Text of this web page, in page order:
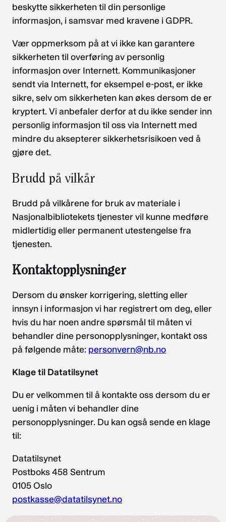
beskytte sikkerheten til din personlige
informasjon, i samsvar med kravene i GDPR.
Vær oppmerksom på at vi ikke kan garantere
sikkerheten til overføring av personlig
informasjon over Internett. Kommunikasjoner
sendt via Internett, for eksempel e-post, er ikke
sikre, selv om sikkerheten kan økes dersom de er
kryptert. Vi anbefaler derfor at du ikke sender inn
personlig informasjon til oss via Internett med
mindre du aksepterer sikkerhetsrisikoen ved å
gjøre det.
Brudd på vilkår
Brudd på vilkårene for bruk av materiale i
Nasjonalbibliotekets tjenester vil kunne medføre
midlertidig eller permanent utestengelse fra
tjenesten.
Kontaktopplysninger
Dersom du ønsker korrigering, sletting eller
innsyn i informasjon vi har registrert om deg, eller
hvis du har noen andre spørsmål til måten vi
behandler dine personopplysninger, kontakt oss
på følgende måte: personvern@nb.no
Klage til Datatilsynet
Du er velkommen til å kontakte oss dersom du er
uenig i måten vi behandler dine
personopplysninger. Du kan også sende en klage
til:
Datatilsynet
Postboks 458 Sentrum
0105 Oslo
postkasse@datatilsynet.no